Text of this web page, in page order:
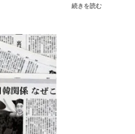
続きを読む